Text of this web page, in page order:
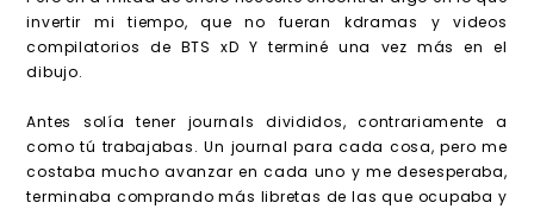
invertir mi tiempo, que no fueran kdramas y videos
compilatorios de BTS xD Y terminé una vez más en el
dibujo.
Antes solía tener journals divididos, contrariamente a
como tú trabajabas. Un journal para cada cosa, pero me
costaba mucho avanzar en cada uno y me desesperaba,
terminaba comprando más libretas de las que ocupaba y